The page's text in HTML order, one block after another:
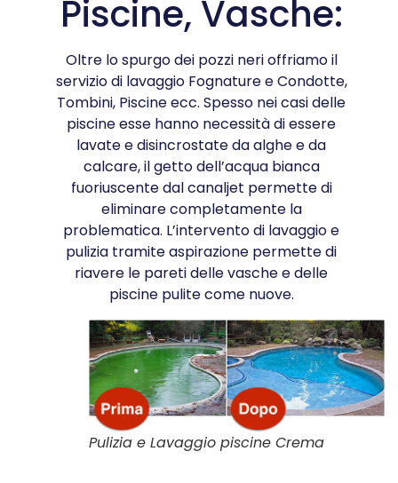
Piscine, Vasche:
Oltre lo spurgo dei pozzi neri offriamo il
servizio di lavaggio Fognature e Condotte,
Tombini, Piscine ecc. Spesso nei casi delle
piscine esse hanno necessità di essere
lavate e disincrostate da alghe e da
calcare, il getto dell’acqua bianca
fuoriuscente dal canaljet permette di
eliminare completamente la
problematica. L’intervento di lavaggio e
pulizia tramite aspirazione permette di
riavere le pareti delle vasche e delle
piscine pulite come nuove.
Pulizia e Lavaggio piscine Crema